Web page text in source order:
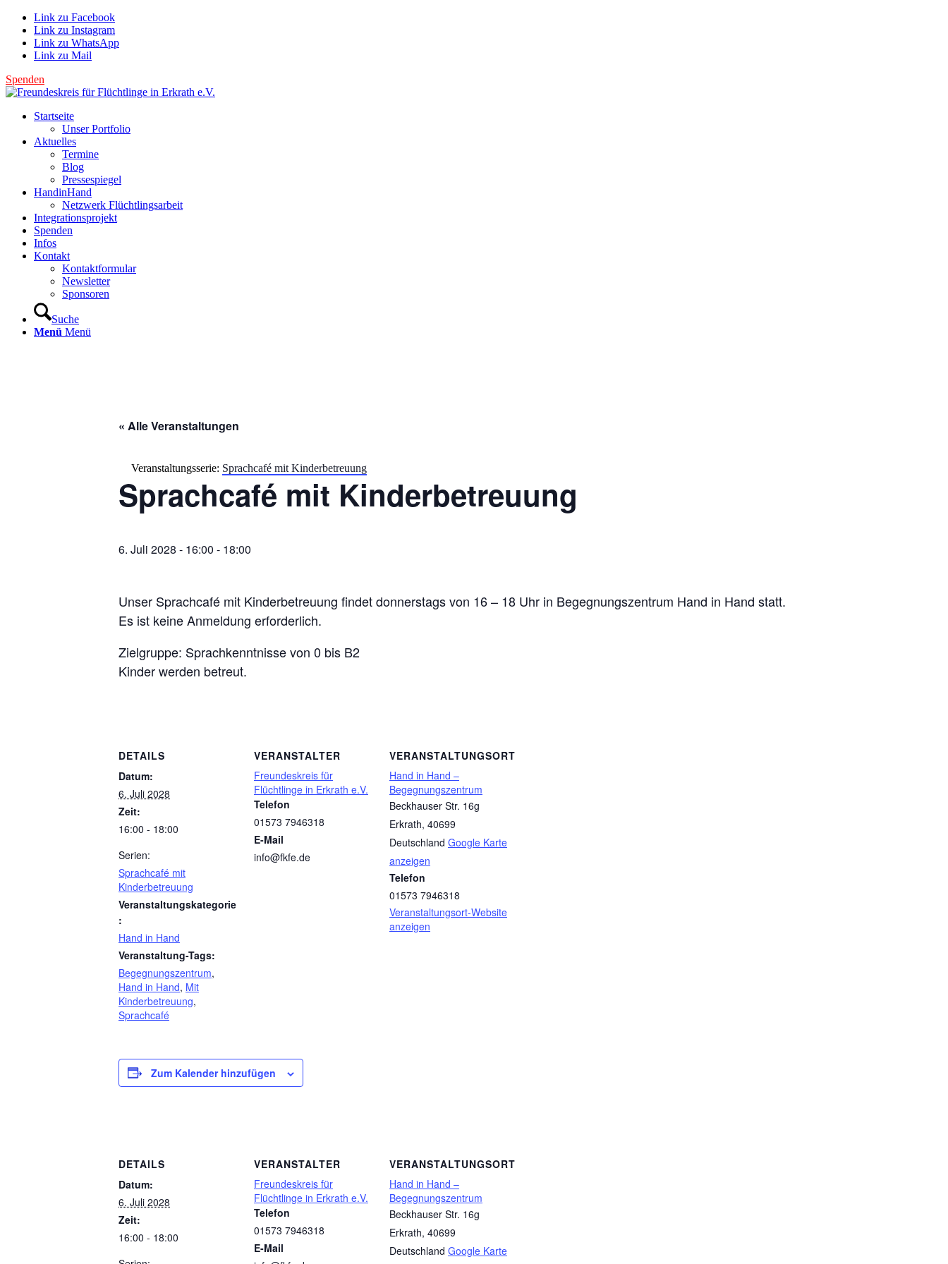
Link zu Facebook
Link zu Instagram
Link zu WhatsApp
Link zu Mail
Spenden
Startseite
Unser Portfolio
Aktuelles
Termine
Blog
Pressespiegel
HandinHand
Netzwerk Flüchtlingsarbeit
Integrationsprojekt
Spenden
Infos
Kontakt
Kontaktformular
Newsletter
Sponsoren
Suche
Menü Menü
« Alle Veranstaltungen
Veranstaltungsserie: Sprachcafé mit Kinderbetreuung
Sprachcafé mit Kinderbetreuung
6. Juli 2028 - 16:00 - 18:00
Unser Sprachcafé mit Kinderbetreuung findet donnerstags von 16 – 18 Uhr in Begegnungszentrum Hand in Hand statt.
Es ist keine Anmeldung erforderlich.
Zielgruppe: Sprachkenntnisse von 0 bis B2
Kinder werden betreut.
DETAILS
Datum:
6. Juli 2028
Zeit:
16:00 - 18:00
Serien:
Sprachcafé mit
Kinderbetreuung
Veranstaltungskategorie
:
Hand in Hand
Veranstaltung-Tags:
Begegnungszentrum,
Hand in Hand, Mit
Kinderbetreuung,
Sprachcafé
VERANSTALTER
Freundeskreis für
Flüchtlinge in Erkrath e.V.
Telefon
01573 7946318
E-Mail
info@fkfe.de
VERANSTALTUNGSORT
Hand in Hand –
Begegnungszentrum
Beckhauser Str. 16g
Erkrath, 40699
Deutschland Google Karte
anzeigen
Telefon
01573 7946318
Veranstaltungsort-Website
anzeigen
Zum Kalender hinzufügen
DETAILS
Datum:
6. Juli 2028
Zeit:
16:00 - 18:00
VERANSTALTER
Freundeskreis für
Flüchtlinge in Erkrath e.V.
Telefon
01573 7946318
E-Mail
VERANSTALTUNGSORT
Hand in Hand –
Begegnungszentrum
Beckhauser Str. 16g
Erkrath, 40699
Deutschland Google Karte